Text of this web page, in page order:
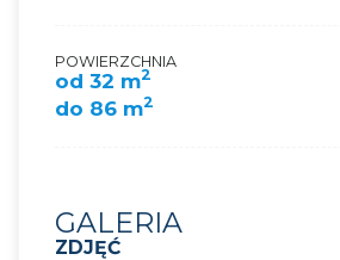
POWIERZCHNIA
od 32 m2
do 86 m2
GALERIA
ZDJĘĆ